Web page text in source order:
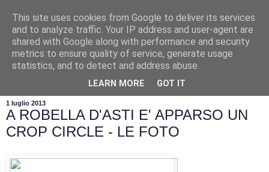
1 luglio 2013
A ROBELLA D'ASTI E' APPARSO UN
CROP CIRCLE - LE FOTO
This site uses cookies from Google to deliver its services
and to analyze traffic. Your IP address and user-agent are
shared with Google along with performance and security
metrics to ensure quality of service, generate usage
statistics, and to detect and address abuse.
LEARN MORE GOT IT